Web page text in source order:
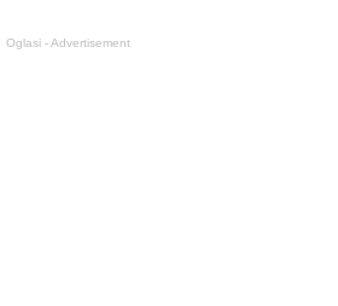
Oglasi - Advertisement